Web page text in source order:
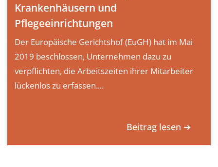
Krankenhäusern und
Pflegeeinrichtungen
Der Europäische Gerichtshof (EuGH) hat im Mai
2019 beschlossen, Unternehmen dazu zu
verpflichten, die Arbeitszeiten ihrer Mitarbeiter
lückenlos zu erfassen....
Beitrag lesen ➔